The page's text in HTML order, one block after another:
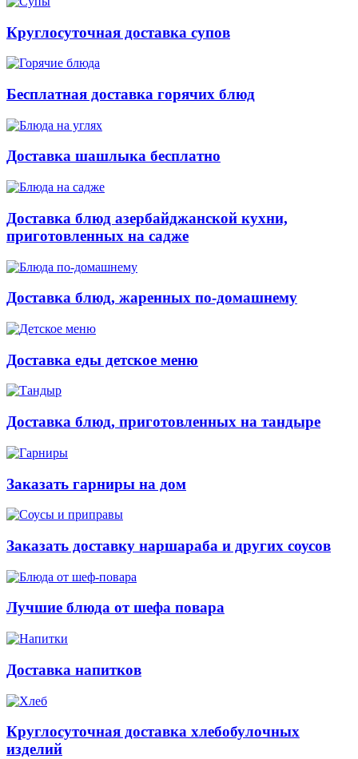
Круглосуточная доставка супов
Бесплатная доставка горячих блюд
Доставка шашлыка бесплатно
Доставка блюд азербайджанской кухни,
приготовленных на садже
Доставка блюд, жаренных по-домашнему
Доставка еды детское меню
Доставка блюд, приготовленных на тандыре
Заказать гарниры на дом
Заказать доставку наршараба и других соусов
Лучшие блюда от шефа повара
Доставка напитков
Круглосуточная доставка хлебобулочных
изделий